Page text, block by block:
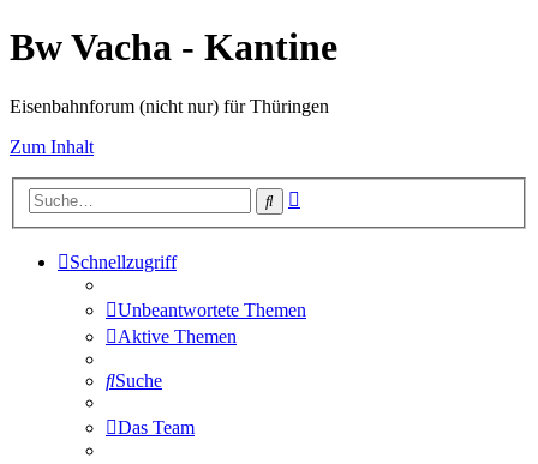
Bw Vacha - Kantine
Eisenbahnforum (nicht nur) für Thüringen
Zum Inhalt
Suche
Schnellzugriff
Unbeantwortete Themen
Aktive Themen
Suche
Das Team